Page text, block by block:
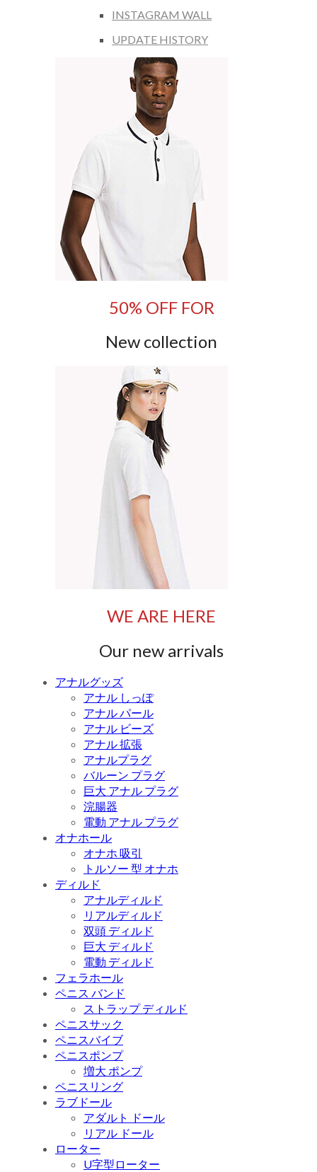
INSTAGRAM WALL
UPDATE HISTORY
50% OFF FOR
New collection
WE ARE HERE
Our new arrivals
アナルグッズ
アナル しっぽ
アナル パール
アナル ビーズ
アナル 拡張
アナルプラグ
バルーン プラグ
巨大 アナル プラグ
浣腸器
電動 アナル プラグ
オナホール
オナホ 吸引
トルソー 型 オナホ
ディルド
アナルディルド
リアルディルド
双頭 ディルド
巨大 ディルド
電動 ディルド
フェラホール
ペニス バンド
ストラップ ディルド
ペニスサック
ペニスバイブ
ペニスポンプ
増大 ポンプ
ペニスリング
ラブドール
アダルト ドール
リアル ドール
ローター
U字型ローター